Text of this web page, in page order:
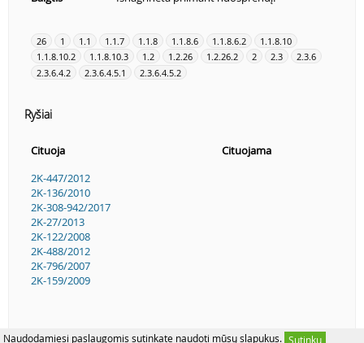
Naudodamiesi paslaugomis sutinkate naudoti mūsų slapukus. Sutinku
26 1 1.1 1.1.7 1.1.8 1.1.8.6 1.1.8.6.2
1.1.8.10
1.1.8.10.2
1.1.8.10.3 1.2 1.2.26 1.2.26.2 2 2.3
2.3.6
2.3.6.4.2
2.3.6.4.5.1 2.3.6.4.5.2
Ryšiai
Cituoja
Cituojama
2K-447/2012
2K-136/2010
2K-308-942/2017
2K-27/2013
2K-122/2008
2K-488/2012
2K-796/2007
2K-159/2009